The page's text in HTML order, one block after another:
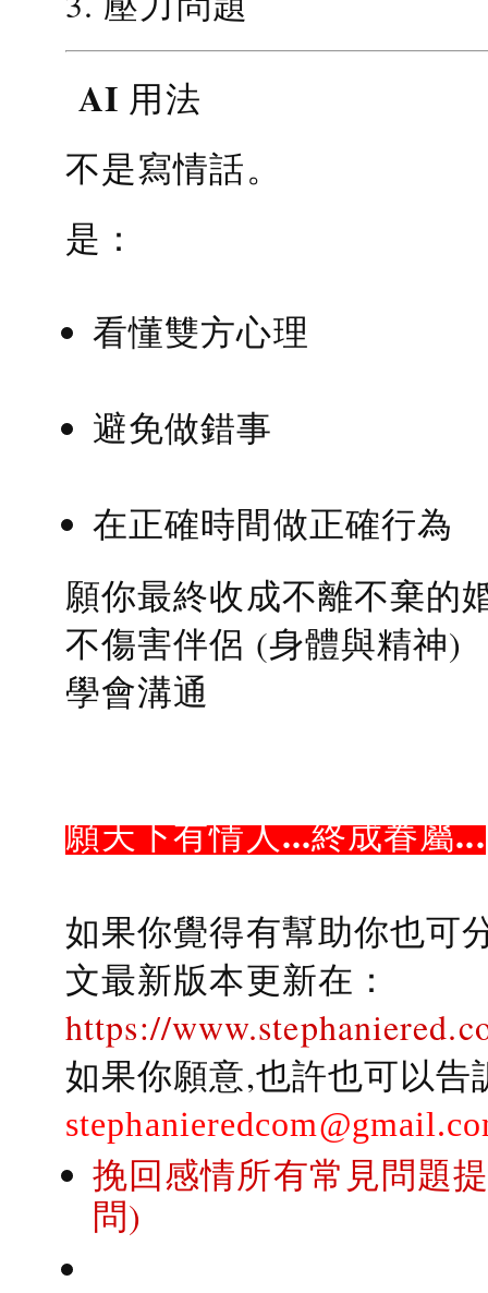
AI 用法
不是寫情話。
是：
看懂雙方心理
避免做錯事
在正確時間做正確行為
願你最終收成不離不棄的
不傷害伴侶 (身體與精神)
學會溝通
願天下有情人...終成眷屬...
如果你覺得有幫助你也可
文最新版本更新在：
https://
如果你願意,也許也可以
挽回感情所有常見問題
問)